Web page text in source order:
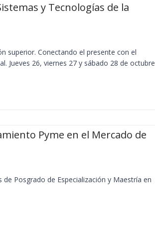
y Tecnologías de la
superior. Conectando el presente con el
Jueves 26, viernes 27 y sábado 28 de octubre
Pyme en el Mercado de
de Posgrado de Especialización y Maestría en